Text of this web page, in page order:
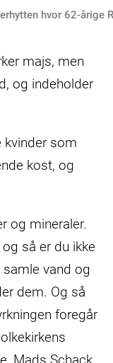
hvor 62-årige
majs, men
og indeholder
som
kost, og
og mineraler.
så er du ikke
vand og
dem. Og så
foregår